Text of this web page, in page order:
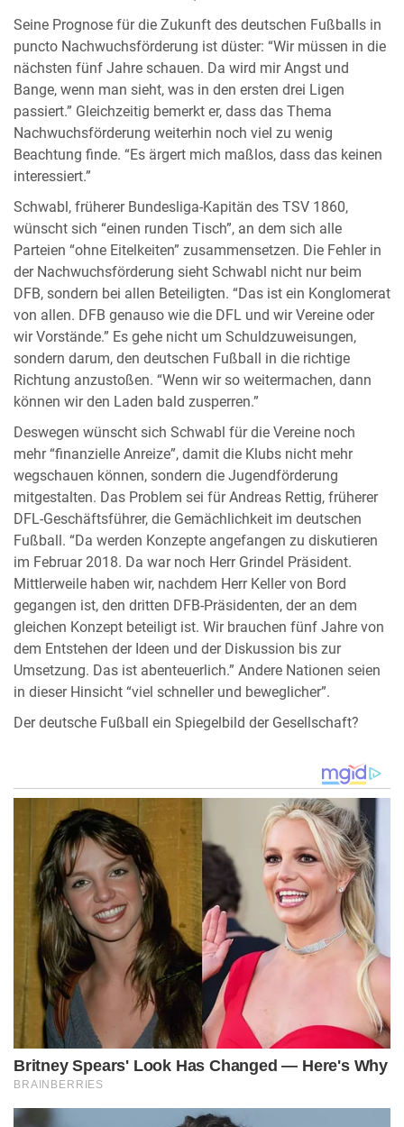
Seine Prognose für die Zukunft des deutschen Fußballs in
puncto Nachwuchsförderung ist düster: “Wir müssen in die
nächsten fünf Jahre schauen. Da wird mir Angst und
Bange, wenn man sieht, was in den ersten drei Ligen
passiert.” Gleichzeitig bemerkt er, dass das Thema
Nachwuchsförderung weiterhin noch viel zu wenig
Beachtung finde. “Es ärgert mich maßlos, dass das keinen
interessiert.”
Schwabl, früherer Bundesliga-Kapitän des TSV 1860,
wünscht sich “einen runden Tisch”, an dem sich alle
Parteien “ohne Eitelkeiten” zusammensetzen. Die Fehler in
der Nachwuchsförderung sieht Schwabl nicht nur beim
DFB, sondern bei allen Beteiligten. “Das ist ein Konglomerat
von allen. DFB genauso wie die DFL und wir Vereine oder
wir Vorstände.” Es gehe nicht um Schuldzuweisungen,
sondern darum, den deutschen Fußball in die richtige
Richtung anzustoßen. “Wenn wir so weitermachen, dann
können wir den Laden bald zusperren.”
Deswegen wünscht sich Schwabl für die Vereine noch
mehr “finanzielle Anreize”, damit die Klubs nicht mehr
wegschauen können, sondern die Jugendförderung
mitgestalten. Das Problem sei für Andreas Rettig, früherer
DFL-Geschäftsführer, die Gemächlichkeit im deutschen
Fußball. “Da werden Konzepte angefangen zu diskutieren
im Februar 2018. Da war noch Herr Grindel Präsident.
Mittlerweile haben wir, nachdem Herr Keller von Bord
gegangen ist, den dritten DFB-Präsidenten, der an dem
gleichen Konzept beteiligt ist. Wir brauchen fünf Jahre von
dem Entstehen der Ideen und der Diskussion bis zur
Umsetzung. Das ist abenteuerlich.” Andere Nationen seien
in dieser Hinsicht “viel schneller und beweglicher”.
Der deutsche Fußball ein Spiegelbild der Gesellschaft?